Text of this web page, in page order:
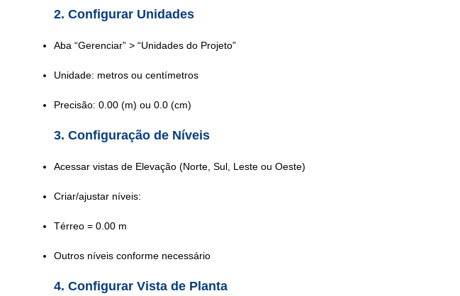
2. Configurar Unidades
Aba “Gerenciar” > “Unidades do Projeto”
Unidade: metros ou centímetros
Precisão: 0.00 (m) ou 0.0 (cm)
3. Configuração de Níveis
Acessar vistas de Elevação (Norte, Sul, Leste ou Oeste)
Criar/ajustar níveis:
Térreo = 0.00 m
Outros níveis conforme necessário
4. Configurar Vista de Planta